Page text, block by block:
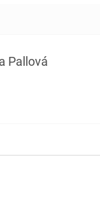
Pallová
obchodu je 5 z 5